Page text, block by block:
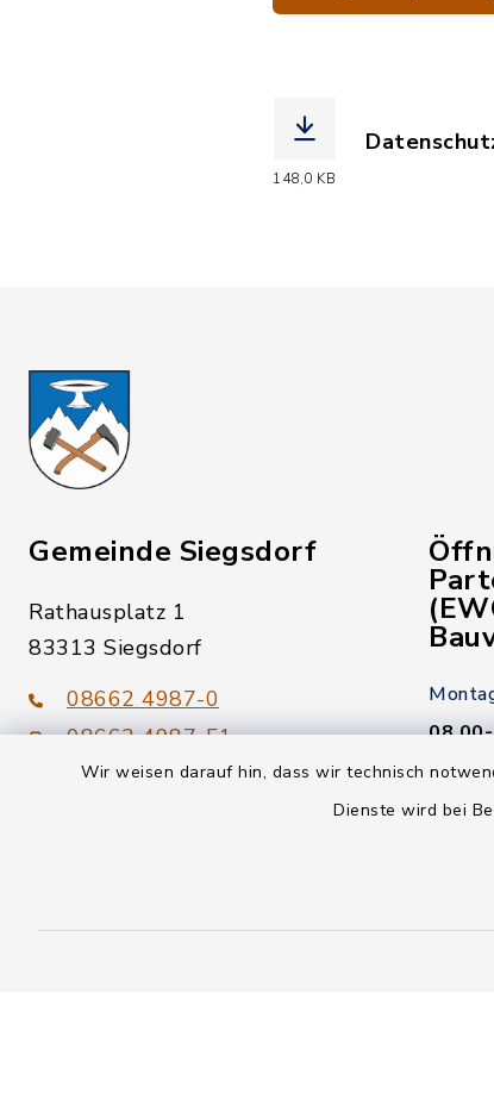
Wir weisen darauf hin, dass wir technisch
Dienste wird bei
148,0 KB
Gemeinde Siegsdorf
Rathausplatz 1
83313 Siegsdorf
08662 4987-0
08662 4987-51
gemeinde@siegsdorf.bayern.de